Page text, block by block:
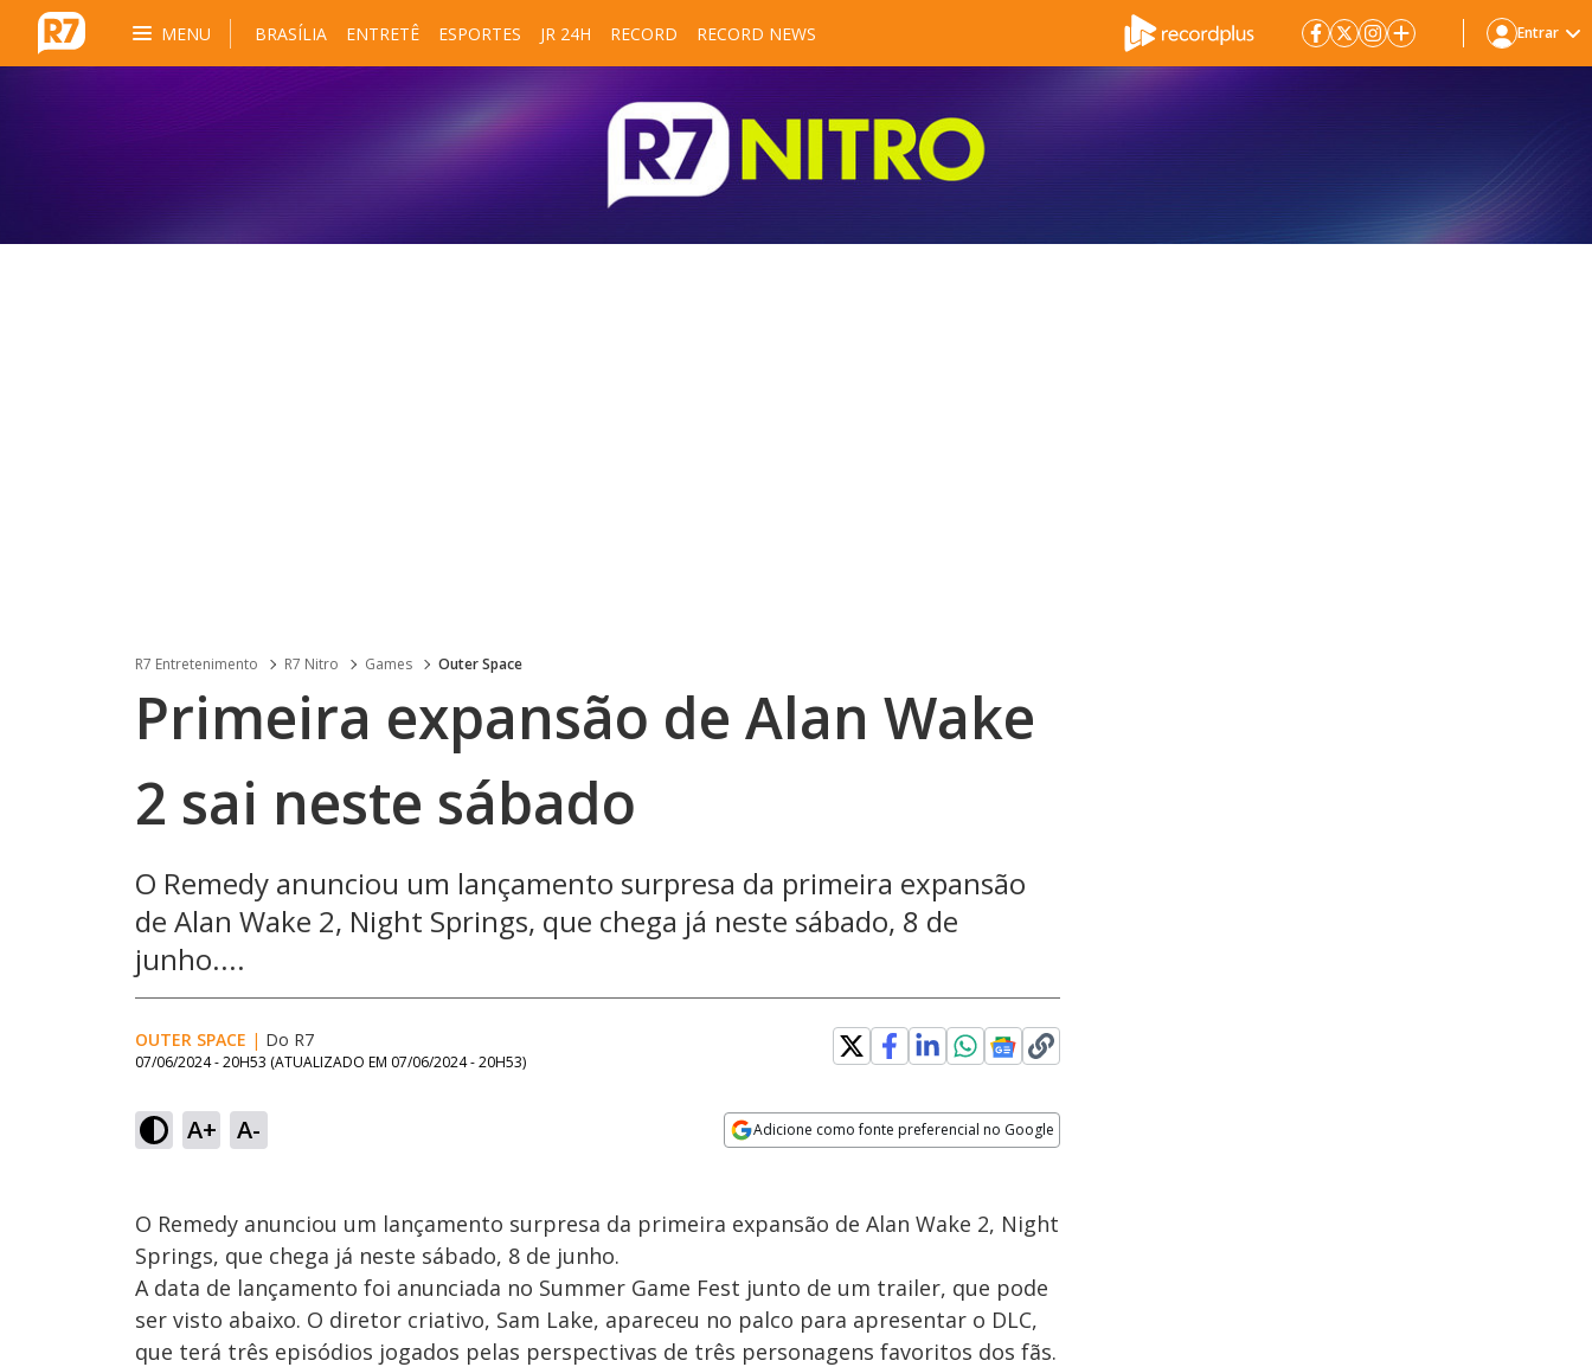
MENU BRASÍLIA ENTRETÊ ESPORTES JR 24H RECORD RECORD NEWS Entrar
R7 Entretenimento R7 Nitro Games Outer Space
Primeira expansão de Alan Wake
2 sai neste sábado
O Remedy anunciou um lançamento surpresa da primeira expansão
de Alan Wake 2, Night Springs, que chega já neste sábado, 8 de
junho....
OUTER SPACE | Do R7
07/06/2024 - 20H53 (ATUALIZADO EM 07/06/2024 - 20H53)
A+ A- Adicione como fonte preferencial no Google
O Remedy anunciou um lançamento surpresa da primeira expansão de Alan Wake 2, Night
Springs, que chega já neste sábado, 8 de junho.
A data de lançamento foi anunciada no Summer Game Fest junto de um trailer, que pode
ser visto abaixo. O diretor criativo, Sam Lake, apareceu no palco para apresentar o DLC,
que terá três episódios jogados pelas perspectivas de três personagens ​​favoritos dos fãs.